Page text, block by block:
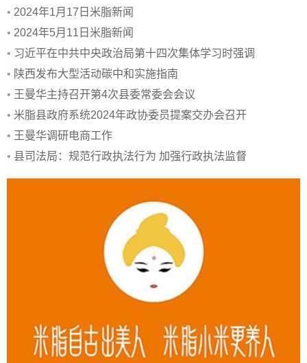
• 2024年1月17日米脂新闻
• 2024年5月11日米脂新闻
• 习近平在中共中央政治局第十四次集体学习时强调
• 陕西发布大型活动碳中和实施指南
• 王曼华主持召开第4次县委常委会会议
• 米脂县政府系统2024年政协委员提案交办会召开
• 王曼华调研电商工作
• 县司法局：规范行政执法行为 加强行政执法监督